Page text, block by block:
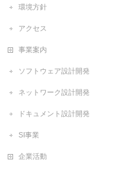
環境方針
アクセス
事業案内
ソフトウェア設計開発
ネットワーク設計開発
ドキュメント設計開発
SI事業
企業活動